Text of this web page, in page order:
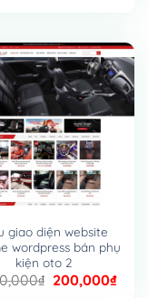
giao diện website
wordpress bán phụ
kiện oto 2
₫ Giá
200,000₫Giá